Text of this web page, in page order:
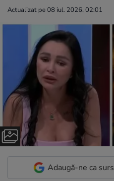
Actualizat pe 08 iul. 2026, 02:01
Adaugă-ne ca